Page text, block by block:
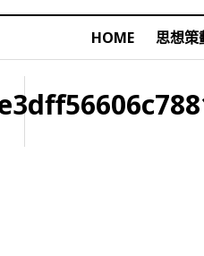
HOME 思想策